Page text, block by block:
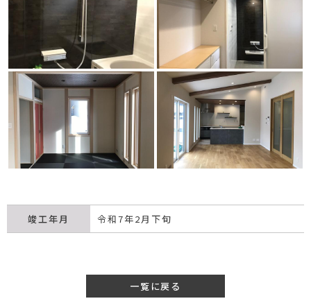
竣工年月 令和7年2月下旬
一覧に戻る